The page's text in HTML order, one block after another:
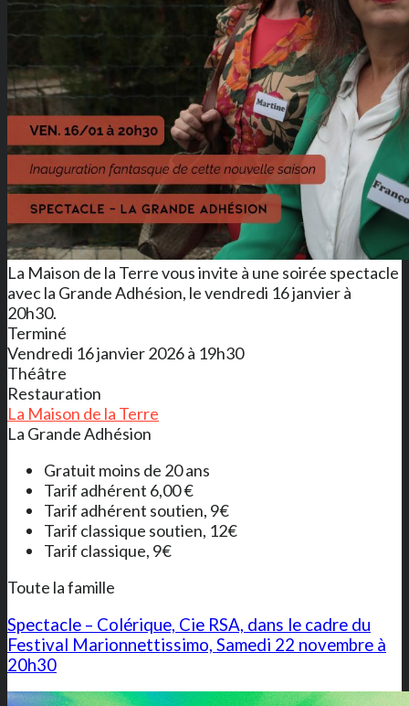
La Maison de la Terre vous invite à une soirée spectacle
avec la Grande Adhésion, le vendredi 16 janvier à
20h30.
Terminé
Vendredi 16 janvier 2026 à 19h30
Théâtre
Restauration
La Maison de la Terre
La Grande Adhésion
Gratuit moins de 20 ans
Tarif adhérent 6,00 €
Tarif adhérent soutien, 9€
Tarif classique soutien, 12€
Tarif classique, 9€
Toute la famille
Spectacle – Colérique, Cie RSA, dans le cadre du
Festival Marionnettissimo, Samedi 22 novembre à
20h30